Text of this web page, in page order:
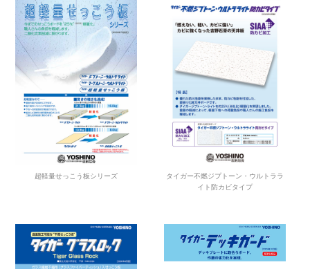
超軽量せっこう板シリーズ
タイガー不燃ジプトーン・ウルトララ
イト防カビタイプ